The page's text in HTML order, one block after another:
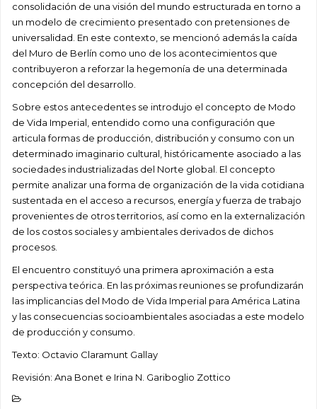
consolidación de una visión del mundo estructurada en torno a
un modelo de crecimiento presentado con pretensiones de
universalidad. En este contexto, se mencionó además la caída
del Muro de Berlín como uno de los acontecimientos que
contribuyeron a reforzar la hegemonía de una determinada
concepción del desarrollo.
Sobre estos antecedentes se introdujo el concepto de Modo
de Vida Imperial, entendido como una configuración que
articula formas de producción, distribución y consumo con un
determinado imaginario cultural, históricamente asociado a las
sociedades industrializadas del Norte global. El concepto
permite analizar una forma de organización de la vida cotidiana
sustentada en el acceso a recursos, energía y fuerza de trabajo
provenientes de otros territorios, así como en la externalización
de los costos sociales y ambientales derivados de dichos
procesos.
El encuentro constituyó una primera aproximación a esta
perspectiva teórica. En las próximas reuniones se profundizarán
las implicancias del Modo de Vida Imperial para América Latina
y las consecuencias socioambientales asociadas a este modelo
de producción y consumo.
Texto: Octavio Claramunt Gallay
Revisión: Ana Bonet e Irina N. Gariboglio Zottico